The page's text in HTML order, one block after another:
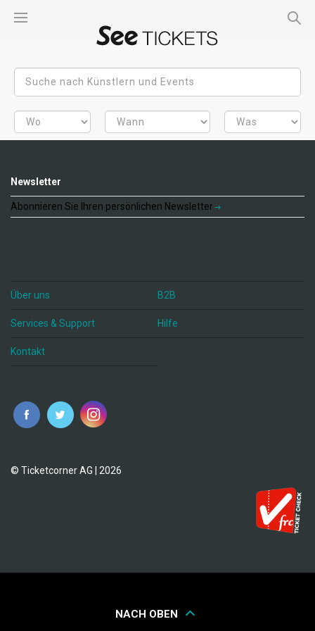
Newsletter
Abonnieren Sie Ihren persönlichen Newsletter
Über uns B2B
Services & Support Hilfe
Kontakt
© Ticketcorner AG | 2026
NACH OBEN